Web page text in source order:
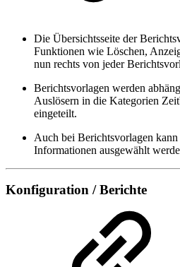
Die Übersichtsseite der
Funktionen wie Löschen,
nun rechts von jeder
Berichtsvorlagen werden
Auslösern in die Kategorien
eingeteilt.
Auch bei Berichtsvorlagen
Informationen ausgewählt
Konfiguration / Berichte